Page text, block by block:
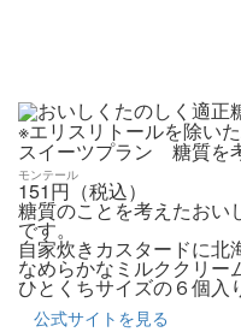
※エリスリトールを除い
スイーツプラン 糖質を
モンテール
151円（税込）
糖質のことを考えたおい
です。
自家炊きカスタードに北
なめらかなミルククリー
ひとくちサイズの６個入
公式サイトを見る